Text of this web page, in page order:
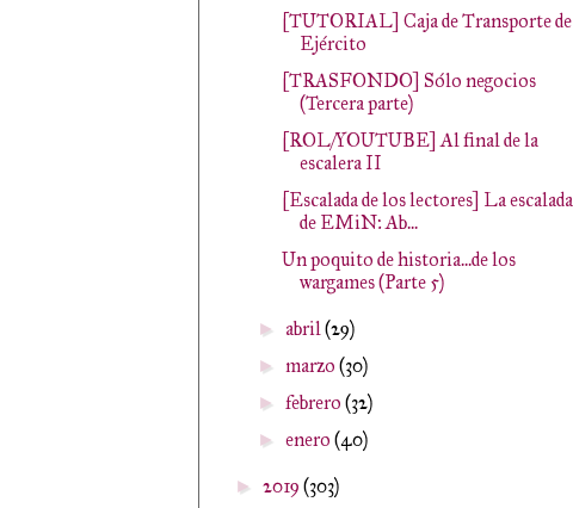
[TUTORIAL] Caja de Transporte de
Ejército
[TRASFONDO] Sólo negocios
(Tercera parte)
[ROL/YOUTUBE] Al final de la
escalera II
[Escalada de los lectores] La escalada
de EMiN: Ab...
Un poquito de historia...de los
wargames (Parte 5)
► abril(29)
► marzo(30)
►febrero(32)
►enero(40)
► 2019 (303)